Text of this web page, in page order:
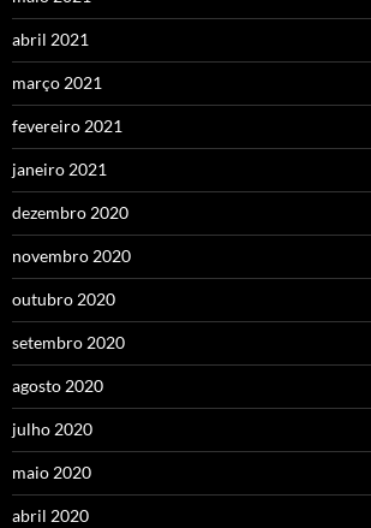
abril 2021
março 2021
fevereiro 2021
janeiro 2021
dezembro 2020
novembro 2020
outubro 2020
setembro 2020
agosto 2020
julho 2020
maio 2020
abril 2020